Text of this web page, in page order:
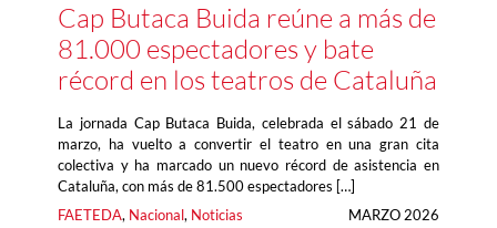
Cap Butaca Buida reúne a más de
81.000 espectadores y bate
récord en los teatros de Cataluña
La jornada Cap Butaca Buida, celebrada el sábado 21 de
marzo, ha vuelto a convertir el teatro en una gran cita
colectiva y ha marcado un nuevo récord de asistencia en
Cataluña, con más de 81.500 espectadores […]
FAETEDA, Nacional, Noticias MARZO 2026